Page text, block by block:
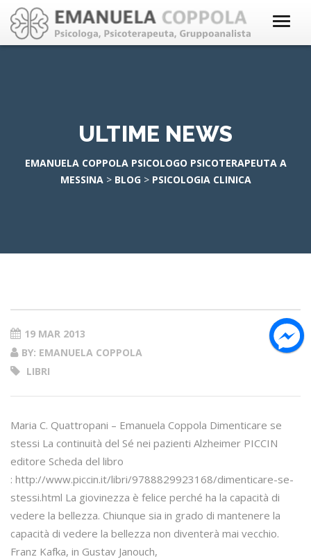
ULTIME NEWS
EMANUELA COPPOLA PSICOLOGO PSICOTERAPEUTA A
MESSINA> BLOG> PSICOLOGIA CLINICA
19 MAR 2013
BY: EMANUELA COPPOLA
LIBRI
Maria C. Quattropani – Emanuela Coppola Dimenticare se
stessi La continuità del Sé nei pazienti Alzheimer PICCIN
editore Scheda del libro
: http://www.piccin.it/libri/9788829923168/dimenticare-se-
stessi.html La giovinezza è felice perché ha la capacità di
vedere la bellezza. Chiunque sia in grado di mantenere la
capacità di vedere la bellezza non diventerà mai vecchio.
Franz Kafka, in Gustav Janouch,